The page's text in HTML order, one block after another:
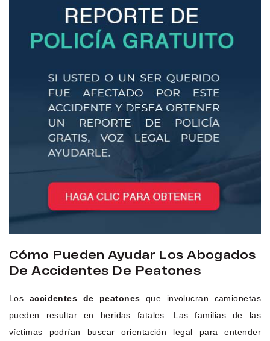
Cómo Pueden Ayudar Los Abogados
De Accidentes De Peatones
Los accidentes de peatones que involucran camionetas
pueden resultar en heridas fatales. Las familias de las
víctimas podrían buscar orientación legal para entender